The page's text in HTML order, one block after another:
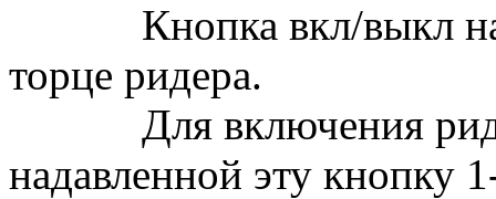
Кнопка вкл/выкл
торце ридера.
Для включения
надавленной эту кнопку